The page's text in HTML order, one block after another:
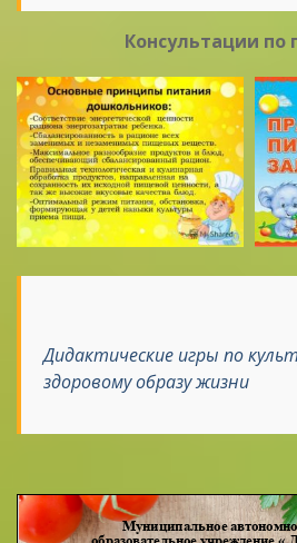
Консультации по
Дидактические игры по
здоровому образу жизни